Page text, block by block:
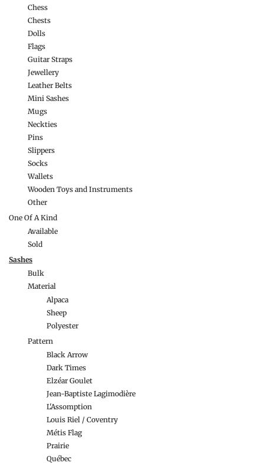
Chess
Chests
Dolls
Flags
Guitar Straps
Jewellery
Leather Belts
Mini Sashes
Mugs
Neckties
Pins
Slippers
Socks
Wallets
Wooden Toys and Instruments
Other
One Of A Kind
Available
Sold
Sashes
Bulk
Material
Alpaca
Sheep
Polyester
Pattern
Black Arrow
Dark Times
Elzéar Goulet
Jean-Baptiste Lagimodière
L'Assomption
Louis Riel / Coventry
Métis Flag
Prairie
Québec